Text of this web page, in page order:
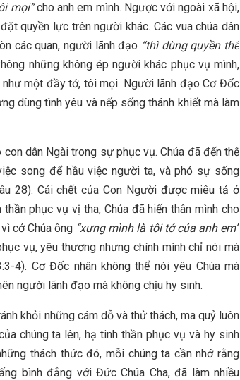
mọi”cho anh em mình. Ngược với ngoài xã hội,
quyền lực trên người khác. Các vua chúa dân
các quan, người lãnh đạo “thì dùng quyền thế
những không ép người khác phục vụ mình,
một đầy tớ, tôi mọi. Người lãnh đạo Cơ Đốc
dùng tình yêu và nếp sống thánh khiết mà làm
dân Ngài trong sự phục vụ. Chúa đã đến thế
song để hầu việc người ta, và phó sự sống
28). Cái chết của Con Người được miêu tả ở
phục vụ vị tha, Chúa đã hiến thân mình cho
cớ Chúa ông “xưng mình là tôi tớ của anh em”
vụ, yêu thương nhưng chính mình chỉ nói mà
4). Cơ Đốc nhân không thể nói yêu Chúa mà
người lãnh đạo mà không chịu hy sinh.
khỏi những cám dỗ và thử thách, ma quỷ luôn
chúng ta lên, hạ tinh thần phục vụ và hy sinh
thách thức đó, mỗi chúng ta cần nhớ rằng
bình đẳng với Đức Chúa Cha, đã làm nhiều